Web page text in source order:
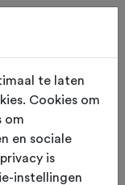
te laten
Cookies om
om
en sociale
is
instellingen